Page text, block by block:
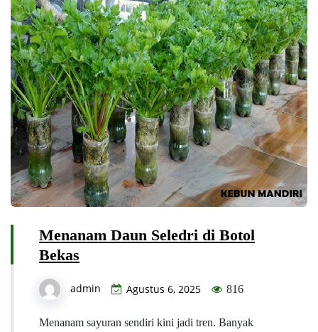
Menanam Daun Seledri di Botol
Bekas
admin Agustus 6, 2025 816
Menanam sayuran sendiri kini jadi tren. Banyak